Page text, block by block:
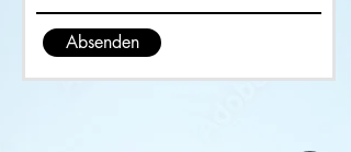
Absenden